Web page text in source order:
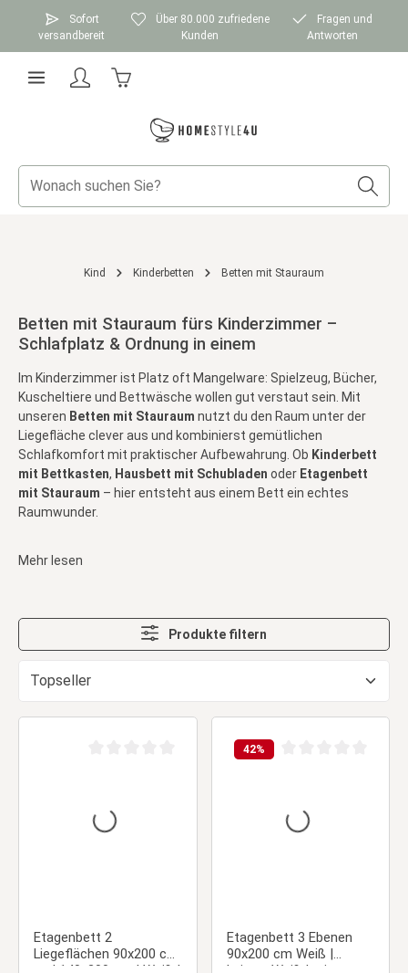
Zum Hauptinhalt springen
Sofort
versandbereit
Über 80.000 zufriedene
Kunden
Fragen und
Antworten
Kind Kinderbetten Betten mit Stauraum
Betten mit Stauraum fürs Kinderzimmer –
Schlafplatz & Ordnung in einem
Im Kinderzimmer ist Platz oft Mangelware: Spielzeug, Bücher,
Kuscheltiere und Bettwäsche wollen gut verstaut sein. Mit
unseren Betten mit Stauraum nutzt du den Raum unter der
Liegefläche clever aus und kombinierst gemütlichen
Schlafkomfort mit praktischer Aufbewahrung. Ob Kinderbett
mit Bettkasten, Hausbett mit Schubladen oder Etagenbett
mit Stauraum – hier entsteht aus einem Bett ein echtes
Raumwunder.
Mehr lesen
Produkte filtern
Etagenbett 2
Liegeflächen 90x200 cm
42%
Etagenbett 3 Ebenen
90x200 cm Weiß |